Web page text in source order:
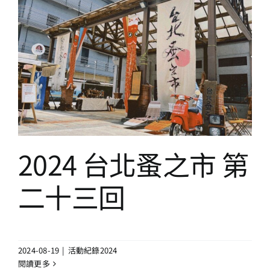
2024 台北蚤之市 第二十三回
活動紀錄2024
2024 台北蚤之市 第
二十三回
2024-08-19 | 活動紀錄2024
閱讀更多